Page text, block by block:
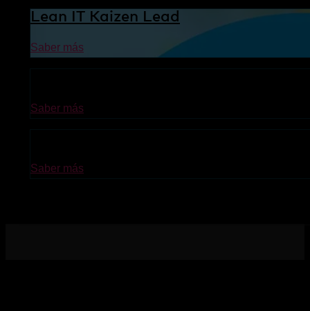
Lean IT Kaizen Lead
Saber más
Saber más
Saber más